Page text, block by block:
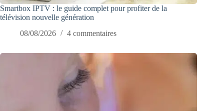
Smartbox IPTV : le guide complet pour profiter de la
télévision nouvelle génération
08/08/2026
4 commentaires